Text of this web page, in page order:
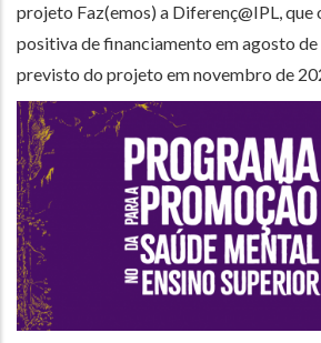
projeto Faz(emos) a Diferenç@IPL,
positiva de financiamento em agosto
previsto do projeto em novembro de